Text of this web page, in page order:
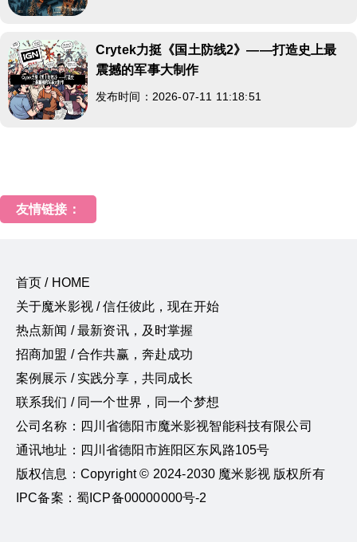
Crytek力挺《国土防线2》——打造史上最
震撼的军事大制作
发布时间：2026-07-11 11:18:51
友情链接：
首页 / HOME
关于魔米影视 / 信任彼此，现在开始
热点新闻 / 最新资讯，及时掌握
招商加盟 / 合作共赢，奔赴成功
案例展示 / 实践分享，共同成长
联系我们 / 同一个世界，同一个梦想
公司名称：四川省德阳市魔米影视智能科技有限公司
通讯地址：四川省德阳市旌阳区东风路105号
版权信息：Copyright © 2024-2030 魔米影视 版权所有
IPC备案：蜀ICP备00000000号-2